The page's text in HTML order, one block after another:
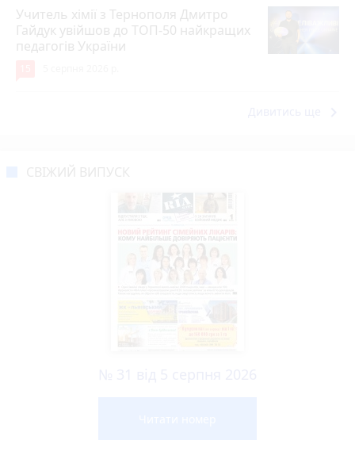
Учитель хімії з Тернополя Дмитро
Гайдук увійшов до ТОП-50 найкращих
педагогів України